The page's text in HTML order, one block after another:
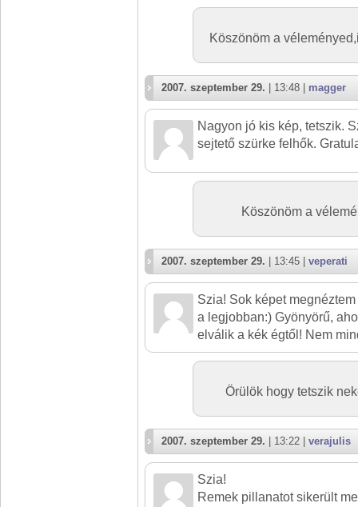
Köszönöm a
2007. szeptember 29. | 13:48 | magger
Nagyon jó kis kép, tetszik.
sejtető szürke felhők.
Köszönöm a
2007. szeptember 29. | 13:45 | veperati
Szia! Sok képet
a legjobban:) Gyönyörű,
elválik a kék égtől! Nem
Örülök hogy tetszik
2007. szeptember 29. | 13:22 | verajulis
Szia!
Remek pillanatot sikerült